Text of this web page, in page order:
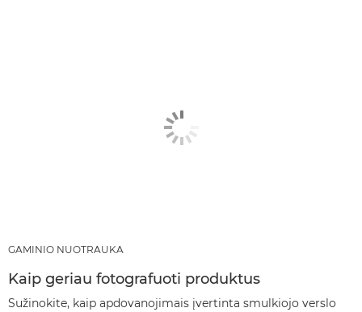
GAMINIO NUOTRAUKA
Kaip geriau fotografuoti produktus
Sužinokite, kaip apdovanojimais įvertinta smulkiojo verslo